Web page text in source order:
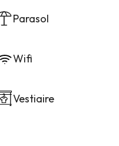
Parasol
Wifi
Vestiaire